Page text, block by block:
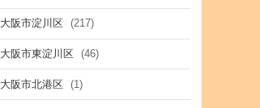
大阪市淀川区 (217)
大阪市東淀川区 (46)
大阪市北港区 (1)